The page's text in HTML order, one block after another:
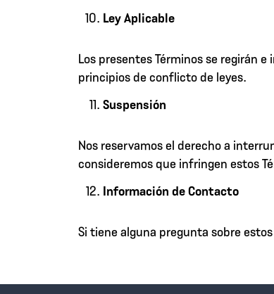
Ley Aplicable
Los presentes Términos se regirán
principios de conflicto de leyes.
Suspensión
Nos reservamos el derecho a
consideremos que infringen estos
Información de Contacto
Si tiene alguna pregunta sobre